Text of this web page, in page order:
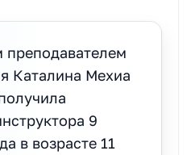
Каталина Мехиа
9
в возрасте 11